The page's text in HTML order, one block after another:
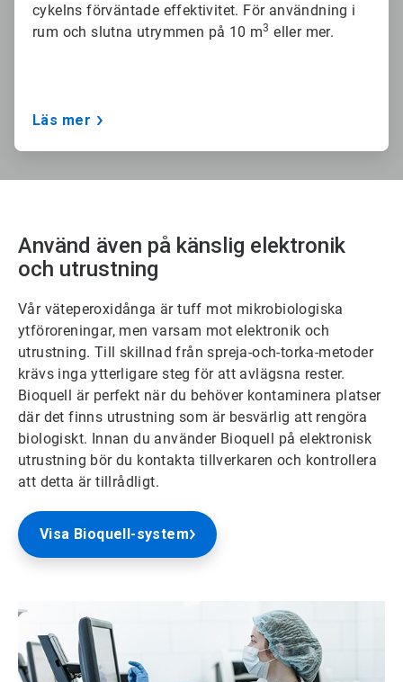
cykelns förväntade effektivitet. För användning i
rum och slutna utrymmen på 10 m3 eller mer.
Läs mer
Använd även på känslig elektronik
och utrustning
Vår väteperoxidånga är tuff mot mikrobiologiska
ytföroreningar, men varsam mot elektronik och
utrustning. Till skillnad från spreja-och-torka-metoder
krävs inga ytterligare steg för att avlägsna rester.
Bioquell är perfekt när du behöver kontaminera platser
där det finns utrustning som är besvärlig att rengöra
biologisk​​​​​​​t. Innan du använder Bioquell på elektronisk
utrustning bör du kontakta tillverkaren och kontrollera
att detta är tillrådligt.
Visa Bioquell-system